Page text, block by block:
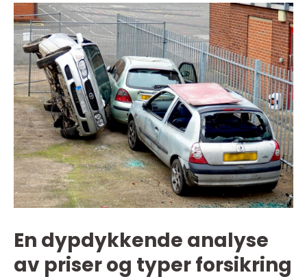
En dypdykkende analyse
av priser og typer forsikring